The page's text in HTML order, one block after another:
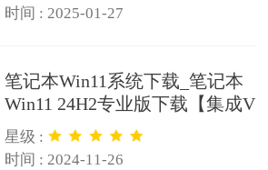
时间 : 2025-01-27
笔记本Win11系统下载_笔记本
Win11 24H2专业版下载【集成V
MD驱动】
星级 :
时间 : 2024-11-26